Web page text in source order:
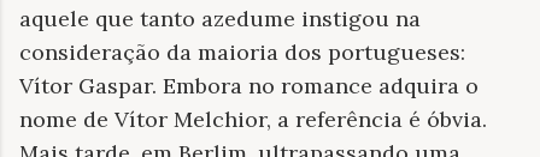
aquele que tanto azedume instigou na
consideração da maioria dos portugueses:
Vítor Gaspar. Embora no romance adquira o
nome de Vítor Melchior, a referência é óbvia.